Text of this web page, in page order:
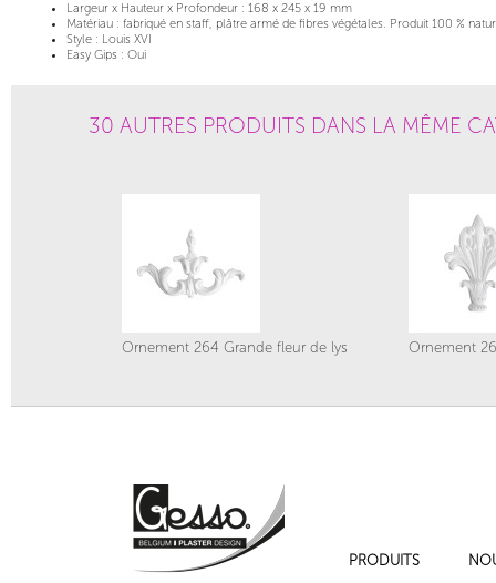
Largeur x Hauteur x Profondeur : 168 x 245 x 19 mm
Matériau : fabriqué en staff, plâtre armé de fibres végétales. Produit 100 %
Style : Louis XVI
Easy Gips : Oui
30 AUTRES PRODUITS DANS LA MÊME
Ornement 264 Grande fleur de lys Ornement
Ornement 235 style Empire
PRODUITS